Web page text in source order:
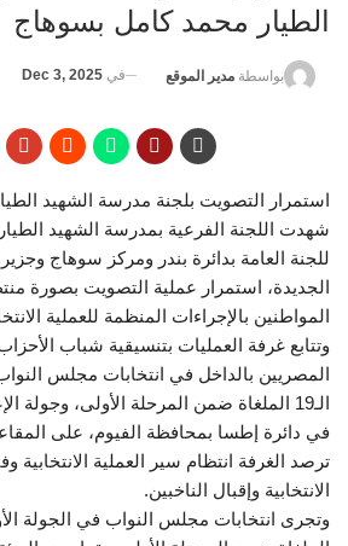
الطيار محمد كامل بسوهاج
بواسطة مدير الموقع في Dec 3, 2025
استمرار التصويت بلجنة مدرسة الشهيد
شهدت اللجنة الفرعية بمدرسة الشهيد
للجنة العامة بدائرة بندر ومركز سوهاج
الجديدة، استمرار عملية التصويت بصورة
المواطنين بالإجراءات المنظمة للعملية
وتتابع غرفة العمليات بتنسيقية شباب
المصريين بالداخل في انتخابات مجلس النواب
الـ19 الملغاة ضمن المرحلة الأولى، وجولة
في دائرة إطسا بمحافظة الفيوم، على
ترصد الغرفة انتظام سير العملية الانتخابية
الانتخابية وإقبال الناخبين.